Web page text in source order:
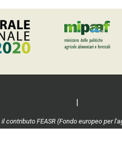
|
contributo FEASR (Fondo europeo per